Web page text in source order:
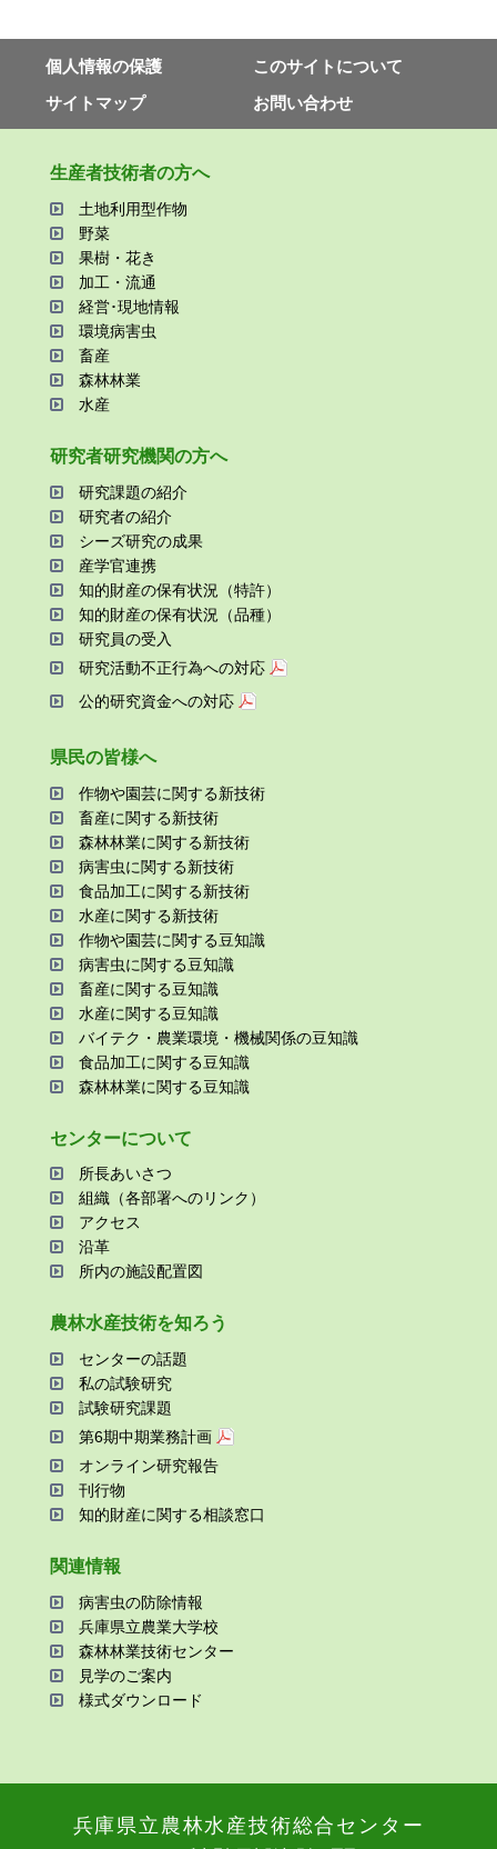
個⼈情報の保護
このサイトについて
サイトマップ
お問い合わせ
⽣産者技術者の⽅へ
⼟地利⽤型作物
野菜
果樹・花き
加⼯・流通
経営･現地情報
環境病害⾍
畜産
森林林業
⽔産
研究者研究機関の⽅へ
研究課題の紹介
研究者の紹介
シーズ研究の成果
産学官連携
知的財産の保有状況（特許）
知的財産の保有状況（品種）
研究員の受⼊
研究活動不正⾏為への対応
公的研究資金への対応
県⺠の皆様へ
作物や園芸に関する新技術
畜産に関する新技術
森林林業に関する新技術
病害⾍に関する新技術
⾷品加⼯に関する新技術
⽔産に関する新技術
作物や園芸に関する⾖知識
病害⾍に関する⾖知識
畜産に関する⾖知識
⽔産に関する⾖知識
バイテク・農業環境・機械関係の⾖知識
⾷品加⼯に関する⾖知識
森林林業に関する⾖知識
センターについて
所⻑あいさつ
組織（各部署へのリンク）
アクセス
沿⾰
所内の施設配置図
農林⽔産技術を知ろう
センターの話題
私の試験研究
試験研究課題
第6期中期業務計画
オンライン研究報告
刊⾏物
知的財産に関する相談窓⼝
関連情報
病害⾍の防除情報
兵庫県⽴農業⼤学校
森林林業技術センター
⾒学のご案内
様式ダウンロード
兵庫県⽴農林⽔産技術総合センター